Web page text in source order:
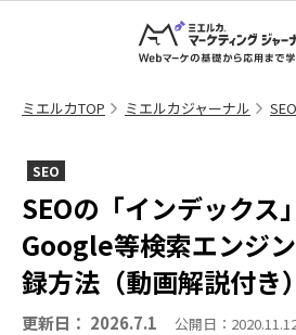
ミエルカTOP ミエルカジャーナル SEO
SEO
SEOの「インデックス
Google等検索エンジ
録方法（動画解説付き）
更新日： 2026.7.1 公開日：